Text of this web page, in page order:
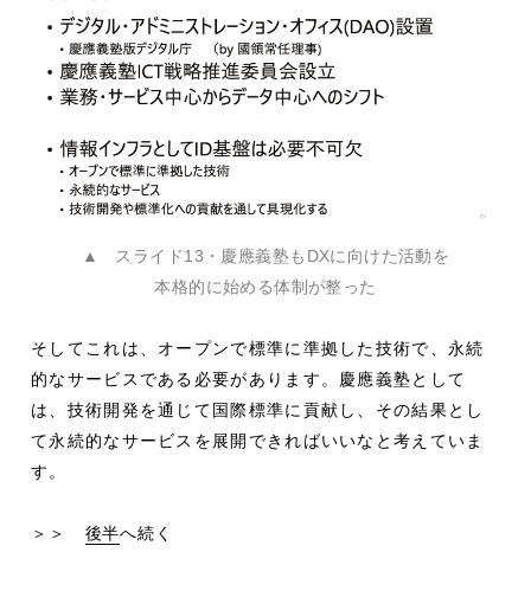
▲ スライド13・慶應義塾もDXに向けた活動を
本格的に始める体制が整った
そしてこれは、オープンで標準に準拠した技術で、永続
的なサービスである必要があります。慶應義塾として
は、技術開発を通じて国際標準に貢献し、その結果とし
て永続的なサービスを展開できればいいなと考えていま
す。
＞＞ 後半へ続く